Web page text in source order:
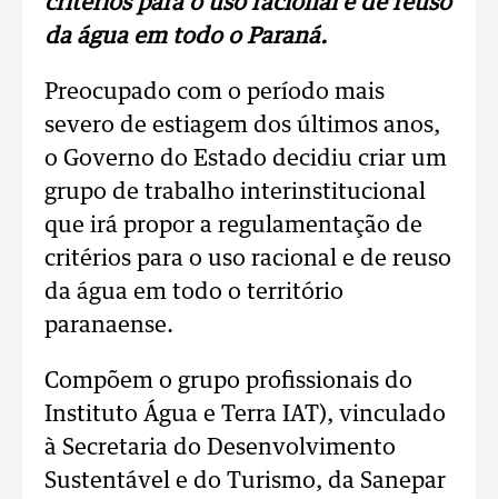
da água em todo o Paraná.
Preocupado com o período mais
severo de estiagem dos últimos anos,
o Governo do Estado decidiu criar um
grupo de trabalho interinstitucional
que irá propor a regulamentação de
critérios para o uso racional e de reuso
da água em todo o território
paranaense.
Compõem o grupo profissionais do
Instituto Água e Terra IAT), vinculado
à Secretaria do Desenvolvimento
Sustentável e do Turismo, da Sanepar